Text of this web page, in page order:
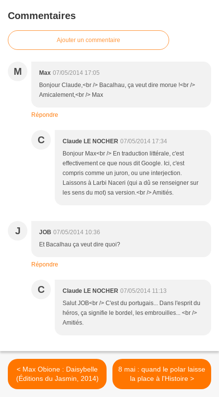
Commentaires
Ajouter un commentaire
M Max 07/05/2014 17:05
Bonjour Claude,<br /> Bacalhau, ça veut dire morue !<br />
Amicalement,<br /> Max
Répondre
C Claude LE NOCHER 07/05/2014 17:34
Bonjour Max<br /> En traduction littérale, c'est
effectivement ce que nous dit Google. Ici, c'est
compris comme un juron, ou une interjection.
Laissons à Larbi Naceri (qui a dû se renseigner sur
les sens du mot) sa version.<br /> Amitiés.
J JOB 07/05/2014 10:36
Et Bacalhau ça veut dire quoi?
Répondre
C Claude LE NOCHER 07/05/2014 11:13
Salut JOB<br /> C'est du portugais... Dans l'esprit du
héros, ça signifie le bordel, les embrouilles... <br />
Amitiés.
< Max Obione : Daisybelle
(Éditions du Jasmin, 2014)
8 mai : quand le polar laisse
la place à l'Histoire >